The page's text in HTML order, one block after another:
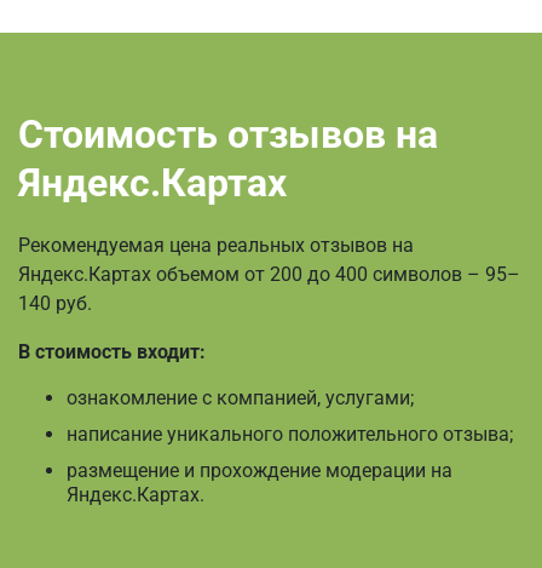
Стоимость отзывов на
Яндекс.Картах
Рекомендуемая цена реальных отзывов на
Яндекс.Картах объемом от 200 до 400 символов – 95–
140 руб.
В стоимость входит:
ознакомление с компанией, услугами;
написание уникального положительного отзыва;
размещение и прохождение модерации на
Яндекс.Картах.